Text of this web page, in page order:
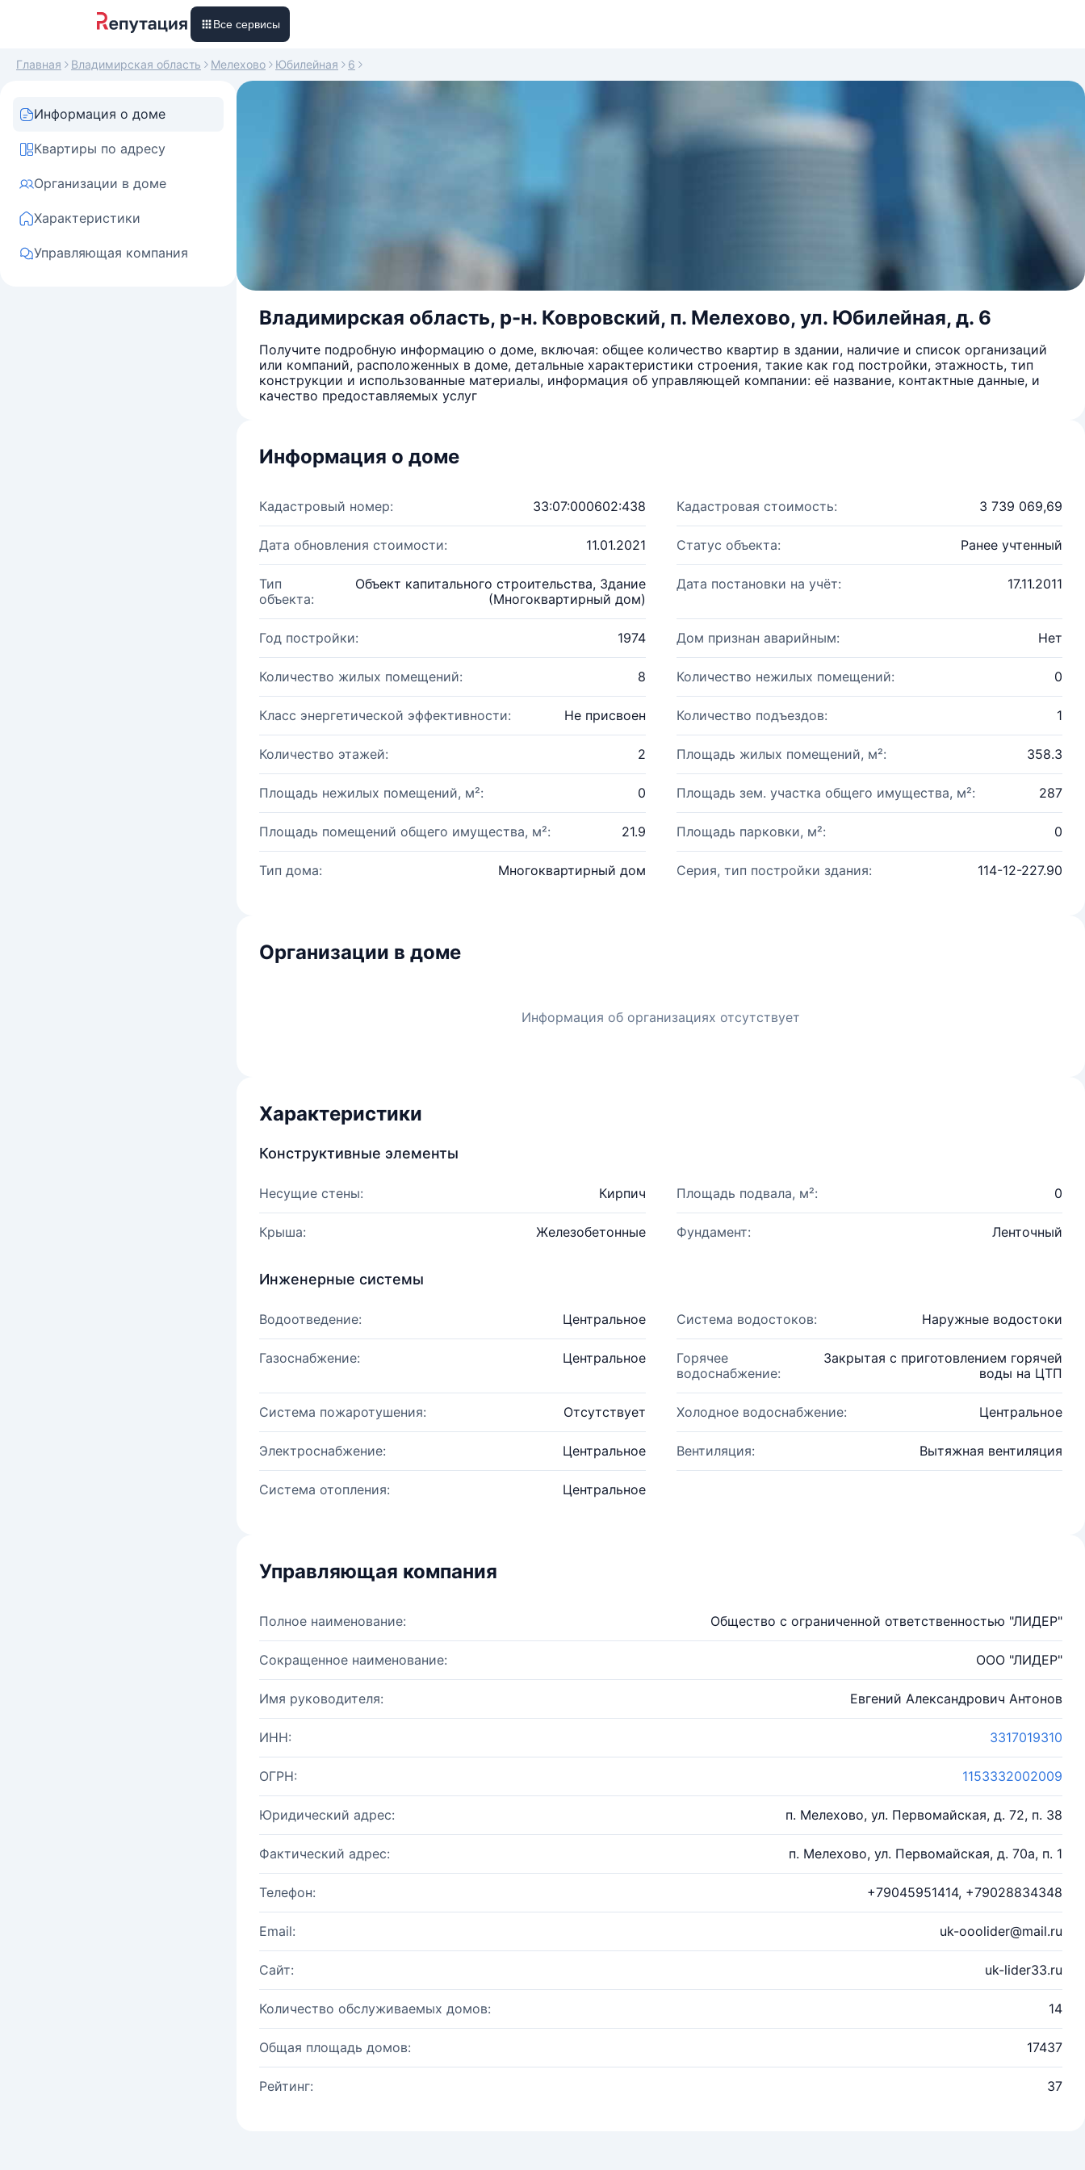
Все сервисы
Главная Владимирская область Мелехово Юбилейная 6
Информация о доме
Квартиры по адресу
Организации в доме
Характеристики
Управляющая компания
Владимирская область, р-н. Ковровский, п. Мелехово, ул. Юбилейная, д. 6
Получите подробную информацию о доме, включая: общее количество квартир в здании, наличие и список организаций
или компаний, расположенных в доме, детальные характеристики строения, такие как год постройки, этажность, тип
конструкции и использованные материалы, информация об управляющей компании: её название, контактные данные, и
качество предоставляемых услуг
Информация о доме
Кадастровый номер: 33:07:000602:438 Кадастровая стоимость: 3 739 069,69
Дата обновления стоимости: 11.01.2021 Статус объекта: Ранее учтенный
Тип
объекта:
Объект капитального строительства, Здание
(Многоквартирный дом)
Дата постановки на учёт: 17.11.2011
Год постройки: 1974 Дом признан аварийным: Нет
Количество жилых помещений: 8 Количество нежилых помещений: 0
Класс энергетической эффективности: Не присвоен Количество подъездов: 1
Количество этажей: 2 Площадь жилых помещений, м²: 358.3
Площадь нежилых помещений, м²: 0 Площадь зем. участка общего имущества, м²: 287
Площадь помещений общего имущества, м²: 21.9 Площадь парковки, м²: 0
Тип дома: Многоквартирный дом Серия, тип постройки здания: 114-12-227.90
Организации в доме
Информация об организациях отсутствует
Характеристики
Конструктивные элементы
Несущие стены: Кирпич Площадь подвала, м²: 0
Крыша: Железобетонные Фундамент: Ленточный
Инженерные системы
Водоотведение: Центральное Система водостоков: Наружные водостоки
Газоснабжение: Центральное
Горячее
водоснабжение:
Закрытая с приготовлением горячей
воды на ЦТП
Система пожаротушения: Отсутствует Холодное водоснабжение: Центральное
Электроснабжение: Центральное Вентиляция: Вытяжная вентиляция
Система отопления: Центральное
Управляющая компания
Полное наименование: Общество с ограниченной ответственностью "ЛИДЕР"
Сокращенное наименование: ООО "ЛИДЕР"
Имя руководителя: Евгений Александрович Антонов
ИНН: 3317019310
ОГРН: 1153332002009
Юридический адрес: п. Мелехово, ул. Первомайская, д. 72, п. 38
Фактический адрес: п. Мелехово, ул. Первомайская, д. 70а, п. 1
Телефон: +79045951414, +79028834348
Email: uk-ooolider@mail.ru
Сайт: uk-lider33.ru
Количество обслуживаемых домов: 14
Общая площадь домов: 17437
Рейтинг: 37